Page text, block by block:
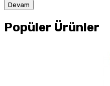
Devam
Popüler Ürünler